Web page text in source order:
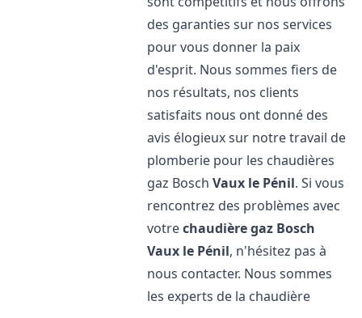
des garanties sur nos services
pour vous donner la paix
d'esprit. Nous sommes fiers de
nos résultats, nos clients
satisfaits nous ont donné des
avis élogieux sur notre travail de
plomberie pour les chaudières
gaz BoschVaux le Pénil. Si vous
rencontrez des problèmes avec
votrechaudière gaz Bosch
Vaux le Pénil, n'hésitez pas à
nous contacter. Nous sommes
les experts de la chaudière